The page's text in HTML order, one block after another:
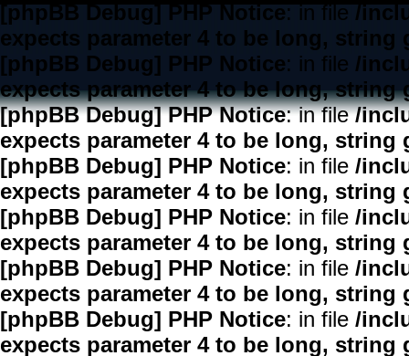
[phpBB Debug] PHP Notice: in file/
expects parameter 4 to be long, string
[phpBB Debug] PHP Notice: in file /
expects parameter 4 to be long, string
[phpBB Debug] PHP Notice: in file/
expects parameter 4 to be long, string
[phpBB Debug] PHP Notice: in file /
expects parameter 4 to be long, string
[phpBB Debug] PHP Notice: in file /
expects parameter 4 to be long, string
[phpBB Debug] PHP Notice: in file /
expects parameter 4 to be long, string
[phpBB Debug] PHP Notice: in file /
expects parameter 4 to be long, string